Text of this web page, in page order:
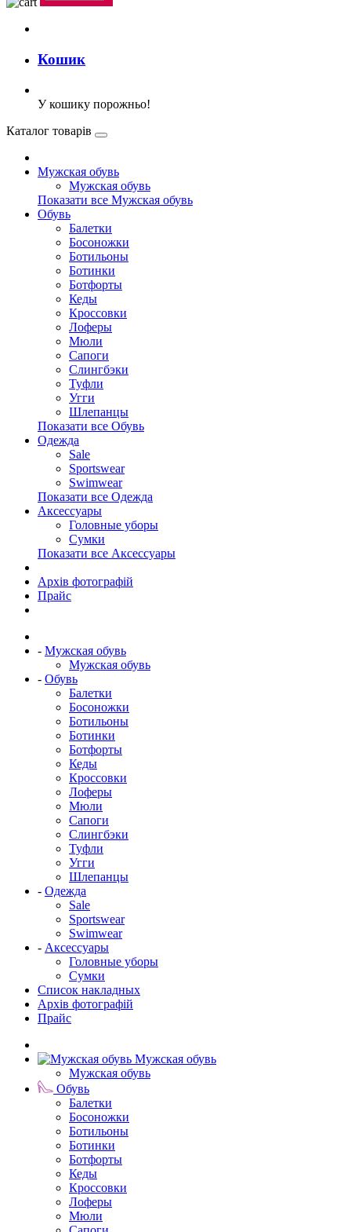
Кошик
У кошику порожньо!
Каталог товарів
Мужская обувь
Мужская обувь
Показати все Мужская обувь
Обувь
Балетки
Босоножки
Ботильоны
Ботинки
Ботфорты
Кеды
Кроссовки
Лоферы
Мюли
Сапоги
Слингбэки
Туфли
Угги
Шлепанцы
Показати все Обувь
Одежда
Sale
Sportswear
Swimwear
Показати все Одежда
Аксессуары
Головные уборы
Сумки
Показати все Аксессуары
Архів фотографій
Прайс
- Мужская обувь
Мужская обувь
- Обувь
Балетки
Босоножки
Ботильоны
Ботинки
Ботфорты
Кеды
Кроссовки
Лоферы
Мюли
Сапоги
Слингбэки
Туфли
Угги
Шлепанцы
- Одежда
Sale
Sportswear
Swimwear
- Аксессуары
Головные уборы
Сумки
Список накладных
Архів фотографій
Прайс
Мужская обувь
Мужская обувь
Обувь
Балетки
Босоножки
Ботильоны
Ботинки
Ботфорты
Кеды
Кроссовки
Лоферы
Мюли